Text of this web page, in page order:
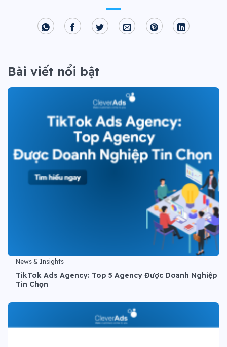
Bài viết nổi bật
News & Insights
TikTok Ads Agency: Top 5 Agency Được Doanh Nghiệp
Tin Chọn